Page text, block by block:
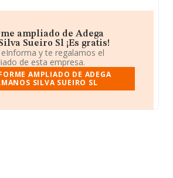
ampliado de Adega
Sueiro Sl ¡Es gratis!
y te regalamos el
de esta empresa.
AMPLIADO DE ADEGA
SILVA SUEIRO SL